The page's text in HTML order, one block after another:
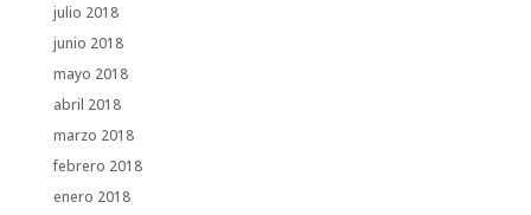
julio 2018
junio 2018
mayo 2018
abril 2018
marzo 2018
febrero 2018
enero 2018